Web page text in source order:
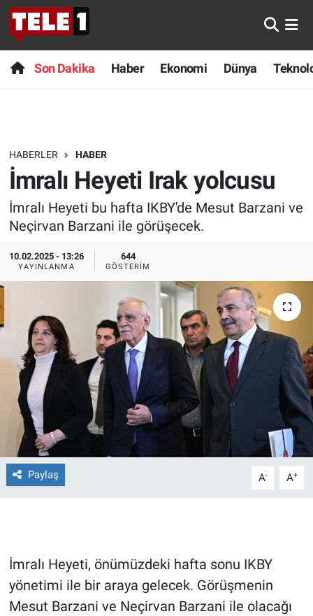
Son Dakika Haber Ekonomi Dünya
HABERLER HABER
İmralı Heyeti Irak yolcusu
İmralı Heyeti bu hafta IKBY'de Mesut Barzani ve
Neçirvan Barzani ile görüşecek.
10.02.2025 - 13:26
YAYINLANMA
644
GÖSTERIM
Paylaş A- A+
İmralı Heyeti, önümüzdeki hafta sonu IKBY
yönetimi ile bir araya gelecek. Görüşmenin
Mesut Barzani ve Neçirvan Barzani ile olacağı
Anında Manşet
Başka Sohbetler
Bilim turu
Bilim ve Teknoloji Evreni
Doğa Konuşuyor
Dünya
Ege'den Esintiler
Eğitim
Eğlence
Ekonomi
Forum
Gün Bitiyor
Son Dakika
Haber
Dünya
Sağlık
Spor
İletişim
Nöbetçi Eczaneler
Hava Durumu
Trafik Durumu
Süper Lig Puan Durumu ve Fikstür
Tüm Manşetler
Son Dakika Haberleri